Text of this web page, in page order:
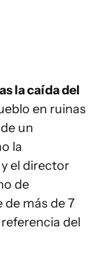
la caída del
en ruinas
un
la
el director
de
de más de 7
del